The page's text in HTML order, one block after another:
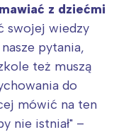
z dziećmi
swojej wiedzy
pytania,
też muszą
do
mówić na ten
nie istniał" –